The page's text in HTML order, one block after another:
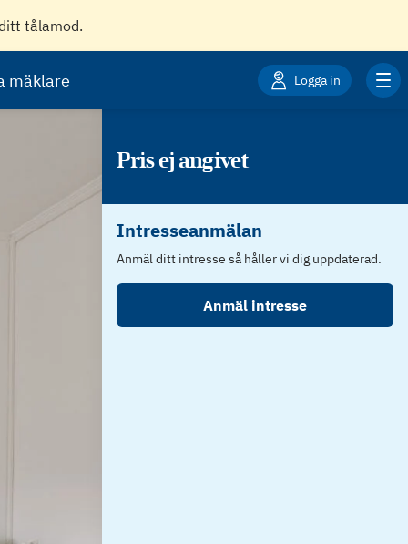
tålamod.
mäklare Logga in
Pris ej angivet
Intresseanmälan
Anmäl ditt intresse så håller vi dig uppdaterad.
Anmäl intresse